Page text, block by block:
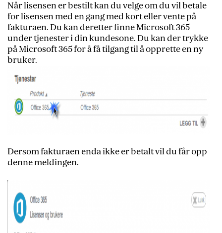
Når lisensen er bestilt kan du velge om du vil betale
for lisensen med en gang med kort eller vente på
fakturaen. Du kan deretter finne Microsoft 365
under tjenester i din kundesone. Du kan der trykke
på Microsoft 365 for å få tilgang til å opprette en ny
bruker.
Dersom fakturaen enda ikke er betalt vil du får opp
denne meldingen.